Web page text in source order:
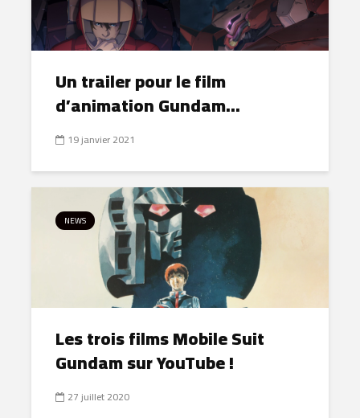
Un trailer pour le film
d’animation Gundam...
19 janvier 2021
NEWS
Les trois films Mobile Suit
Gundam sur YouTube !
27 juillet 2020